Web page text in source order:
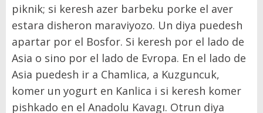
piknik; si keresh azer barbeku porke el aver
estara disheron maraviyozo. Un diya puedesh
apartar por el Bosfor. Si keresh por el lado de
Asia o sino por el lado de Evropa. En el lado de
Asia puedesh ir a Chamlica, a Kuzguncuk,
komer un yogurt en Kanlica i si keresh komer
pishkado en el Anadolu Kavagı. Otrun diya